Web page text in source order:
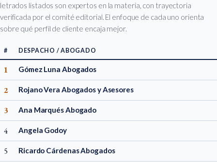
letrados listados son expertos en la materia, con trayectoria
verificada por el comité editorial. El enfoque de cada uno orienta
sobre qué perfil de cliente encaja mejor.
# DESPACHO / ABOGADO
1 Gómez Luna Abogados
2 Rojano Vera Abogados y Asesores
3 Ana Marqués Abogado
4 Angela Godoy
5 Ricardo Cárdenas Abogados